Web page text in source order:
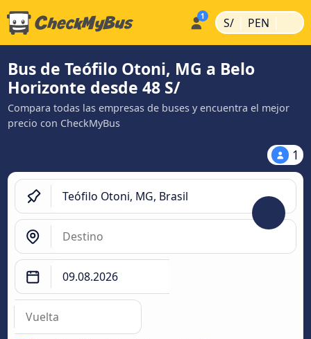
S/ | PEN |
Bus de Teófilo Otoni, MG a Belo
Horizonte desde 48 S/
Compara todas las empresas de buses y encuentra el mejor
precio con CheckMyBus
1